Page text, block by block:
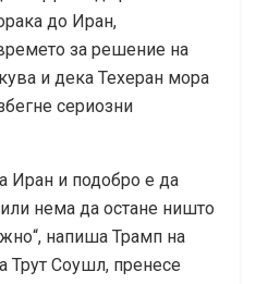
до Иран,
за решение на
и дека Техеран мора
сериозни
Иран и подобро е да
или нема да остане ништо
напиша Трамп на
Трут Соушл, пренесе